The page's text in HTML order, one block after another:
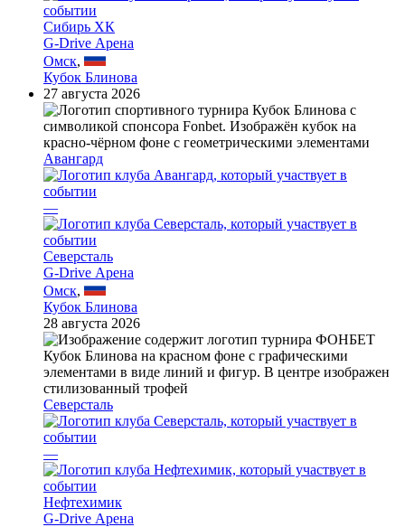
Сибирь ХК
G-Drive Арена
Омск,
Кубок Блинова
27 августа 2026
Авангард
—
Северсталь
G-Drive Арена
Омск,
Кубок Блинова
28 августа 2026
Северсталь
—
Нефтехимик
G-Drive Арена